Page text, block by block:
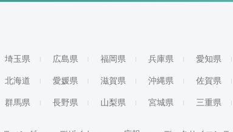
埼玉県 広島県 福岡県 兵庫県 愛知県
北海道 愛媛県 滋賀県 沖縄県 佐賀県
群馬県 長野県 山梨県 宮城県 三重県